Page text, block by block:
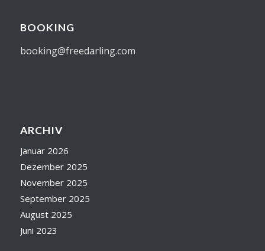
BOOKING
booking@freedarling.com
ARCHIV
Januar 2026
Dezember 2025
November 2025
September 2025
August 2025
Juni 2023